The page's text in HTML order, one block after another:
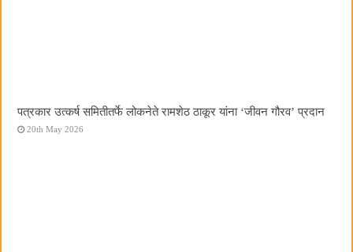
पत्रकार उत्कर्ष समितीतर्फे लोकनेते रामशेठ ठाकूर यांना ‌‘जीवन गौरव‌’ प्रदान
20th May 2026